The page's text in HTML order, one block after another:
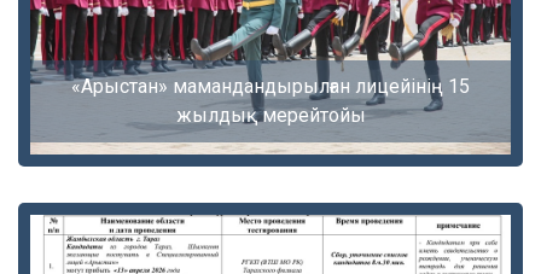
«Арыстан» мамандандырылған лицейінің 15
жылдық мерейтойы